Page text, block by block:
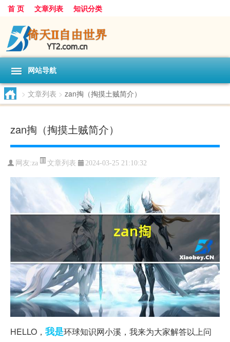
首 页 文章列表 知识分类
网站导航
> 文章列表 > zan掏（掏摸土贼简介）
zan掏（掏摸土贼简介）
网友:za 文章列表 2024-03-25 21:10:32
HELLO， 我是环球知识网小溪，我来为大家解答以上问